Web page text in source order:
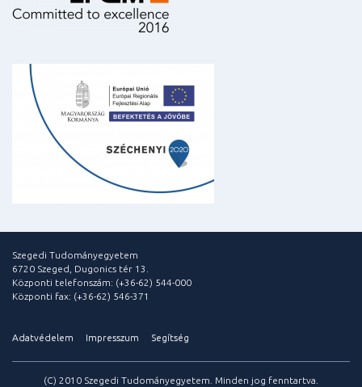
Szegedi Tudományegyetem
6720 Szeged, Dugonics tér 13.
Központi telefonszám: (+36-62) 544-000
Központi fax: (+36-62) 546-371
Adatvédelem Impresszum Segítség
(C) 2010 Szegedi Tudományegyetem. Minden jog fenntartva.